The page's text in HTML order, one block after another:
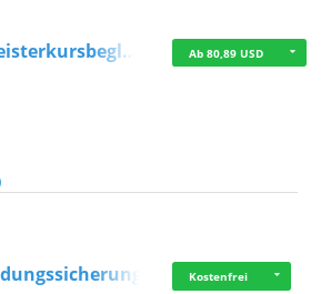
Ab 80,89 USD
Kostenfrei